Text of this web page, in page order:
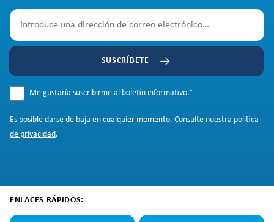
SUSCRÍBETE
Me gustaría suscribirme al boletín informativo.*
Es posible darse de baja en cualquier momento. Consulte nuestra política
de privacidad.
ENLACES RÁPIDOS: